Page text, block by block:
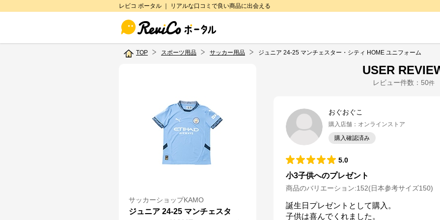
レビコ ポータル ｜ リアルな口コミで良い商品に出会える
TOP スポーツ用品 サッカー用品 ジュニア 24-25 マンチェスター・シティ HOME ユニフォーム
サッカーショップKAMO
ジュニア 24-25 マンチェスタ
USER
レビュー件数： 50件
おぐおぐこ
購入店舗 ： オンラインストア
購入確認済み
5.0
小3子供へのプレゼント
商品のバリエーション:152(日本参考サイズ150)
誕生日プレゼントとして購入。
子供は喜んでくれました。